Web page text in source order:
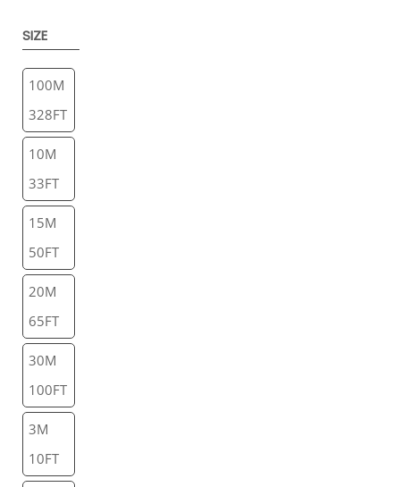
SIZE
100M
328FT
10M
33FT
15M
50FT
20M
65FT
30M
100FT
3M
10FT